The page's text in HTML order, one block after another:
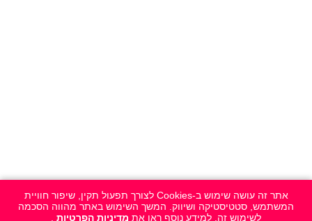
אתר זה עושה שימוש ב-Cookies לצורך תפעול תקין, שיפור חוויית
המשתמש, סטטיסטיקה ושיווק. המשך השימוש באתר מהווה הסכמה
לשימוש זה. למידע נוסף ראו את מדיניות הפרטיות